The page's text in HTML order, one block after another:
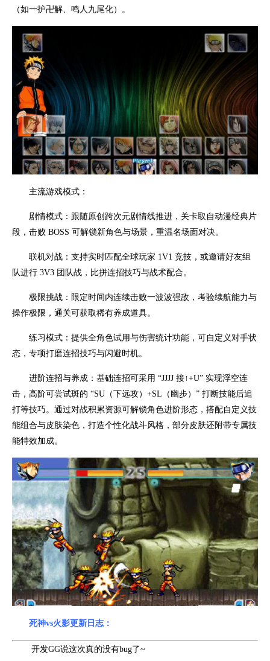
（如一护卍解、鸣人九尾化）。
主流游戏模式：
剧情模式：跟随原创跨次元剧情线推进，关卡取自动漫经典片
段，击败 BOSS 可解锁新角色与场景，重温名场面对决。
联机对战：支持实时匹配全球玩家 1V1 竞技，或邀请好友组
队进行 3V3 团队战，比拼连招技巧与战术配合。
极限挑战：限定时间内连续击败一波波强敌，考验续航能力与
操作极限，通关可获取稀有养成道具。
练习模式：提供全角色试用与伤害统计功能，可自定义对手状
态，专项打磨连招技巧与闪避时机。
进阶连招与养成：基础连招可采用 “JJJJ 接↑+U” 实现浮空连
击，高阶可尝试斑的 “SU（下远攻）+SL（幽步）” 打断技能后追
打等技巧。通过对战积累资源可解锁角色进阶形态，搭配自定义技
能组合与皮肤染色，打造个性化战斗风格，部分皮肤还附带专属技
能特效加成。
死神vs火影更新日志：
开发GG说这次真的没有bug了~